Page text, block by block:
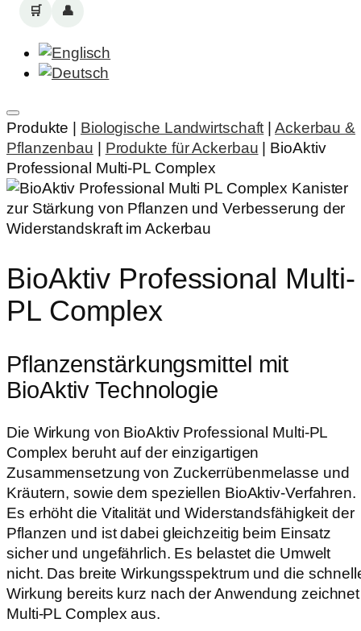
🛒 👤
Produkte | Biologische Landwirtschaft |Ackerbau &
Pflanzenbau
Produkte für Ackerbau
BioAktiv
Professional Multi-PL Complex
BioAktiv Professional Multi-
PL Complex
Pflanzenstärkungsmittel mit
BioAktiv Technologie
Die Wirkung von BioAktiv Professional Multi-PL
Complex beruht auf der einzigartigen
Zusammensetzung von Zuckerrübenmelasse und
Kräutern, sowie dem speziellen BioAktiv-Verfahren.
Es erhöht die Vitalität und Widerstandsfähigkeit der
Pflanzen und ist dabei gleichzeitig beim Einsatz
sicher und ungefährlich. Es belastet die Umwelt
nicht. Das breite Wirkungsspektrum und die
Wirkung bereits kurz nach der Anwendung zeichnet
Multi-PL Complex aus.